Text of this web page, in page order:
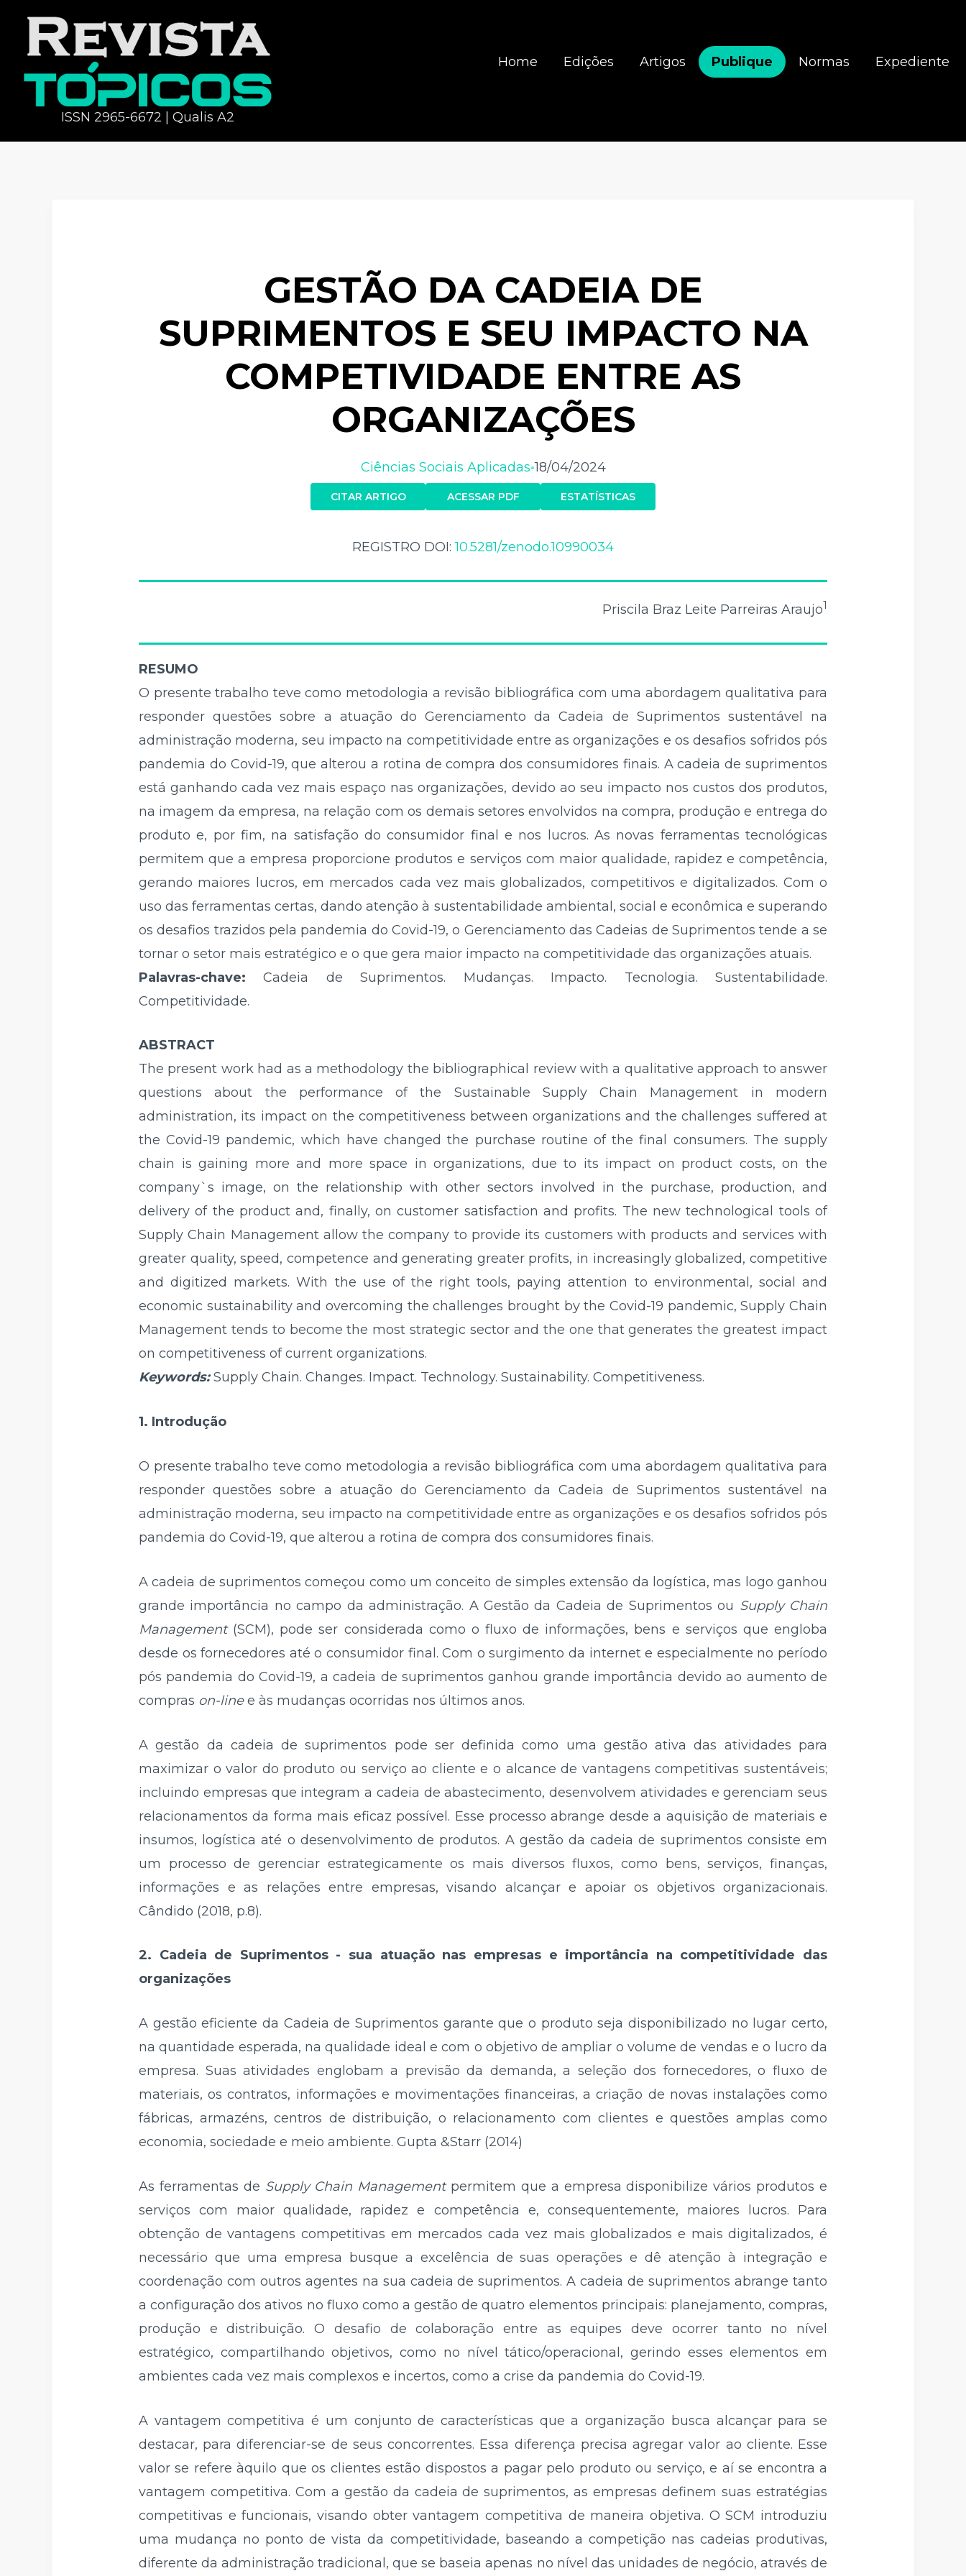
ISSN 2965-6672 | Qualis A2
Home Edições Artigos Publique Normas Expediente
GESTÃO DA CADEIA DE
SUPRIMENTOS E SEU IMPACTO NA
COMPETIVIDADE ENTRE AS
ORGANIZAÇÕES
Ciências Sociais Aplicadas•18/04/2024
CITAR ARTIGO ACESSAR PDF ESTATÍSTICAS
REGISTRO DOI:10.5281/zenodo.10990034
Priscila Braz Leite Parreiras Araujo1
RESUMO
O presente trabalho teve como metodologia a revisão bibliográfica com uma abordagem qualitativa para
responder questões sobre a atuação do Gerenciamento da Cadeia de Suprimentos sustentável na
administração moderna, seu impacto na competitividade entre as organizações e os desafios sofridos pós
pandemia do Covid-19, que alterou a rotina de compra dos consumidores finais. A cadeia de suprimentos
está ganhando cada vez mais espaço nas organizações, devido ao seu impacto nos custos dos produtos,
na imagem da empresa, na relação com os demais setores envolvidos na compra, produção e entrega do
produto e, por fim, na satisfação do consumidor final e nos lucros. As novas ferramentas tecnológicas
permitem que a empresa proporcione produtos e serviços com maior qualidade, rapidez e competência,
gerando maiores lucros, em mercados cada vez mais globalizados, competitivos e digitalizados. Com o
uso das ferramentas certas, dando atenção à sustentabilidade ambiental, social e econômica e superando
os desafios trazidos pela pandemia do Covid-19, o Gerenciamento das Cadeias de Suprimentos tende a se
tornar o setor mais estratégico e o que gera maior impacto na competitividade das organizações atuais.
Palavras-chave: Cadeia de Suprimentos. Mudanças. Impacto. Tecnologia. Sustentabilidade.
Competitividade.
ABSTRACT
The present work had as a methodology the bibliographical review with a qualitative approach to answer
questions about the performance of the Sustainable Supply Chain Management in modern
administration, its impact on the competitiveness between organizations and the challenges suffered at
the Covid-19 pandemic, which have changed the purchase routine of the final consumers. The supply
chain is gaining more and more space in organizations, due to its impact on product costs, on the
company`s image, on the relationship with other sectors involved in the purchase, production, and
delivery of the product and, finally, on customer satisfaction and profits. The new technological tools of
Supply Chain Management allow the company to provide its customers with products and services with
greater quality, speed, competence and generating greater profits, in increasingly globalized, competitive
and digitized markets. With the use of the right tools, paying attention to environmental, social and
economic sustainability and overcoming the challenges brought by the Covid-19 pandemic, Supply Chain
Management tends to become the most strategic sector and the one that generates the greatest impact
on competitiveness of current organizations.
Keywords: Supply Chain. Changes. Impact. Technology. Sustainability. Competitiveness.
1. Introdução
O presente trabalho teve como metodologia a revisão bibliográfica com uma abordagem qualitativa para
responder questões sobre a atuação do Gerenciamento da Cadeia de Suprimentos sustentável na
administração moderna, seu impacto na competitividade entre as organizações e os desafios sofridos pós
pandemia do Covid-19, que alterou a rotina de compra dos consumidores finais.
A cadeia de suprimentos começou como um conceito de simples extensão da logística, mas logo ganhou
grande importância no campo da administração. A Gestão da Cadeia de Suprimentos ou Supply Chain
Management(SCM), pode ser considerada como o fluxo de informações, bens e serviços que engloba
desde os fornecedores até o consumidor final. Com o surgimento da internet e especialmente no período
pós pandemia do Covid-19, a cadeia de suprimentos ganhou grande importância devido ao aumento de
compras on-linee às mudanças ocorridas nos últimos anos.
A gestão da cadeia de suprimentos pode ser definida como uma gestão ativa das atividades para
maximizar o valor do produto ou serviço ao cliente e o alcance de vantagens competitivas sustentáveis;
incluindo empresas que integram a cadeia de abastecimento, desenvolvem atividades e gerenciam seus
relacionamentos da forma mais eficaz possível. Esse processo abrange desde a aquisição de materiais e
insumos, logística até o desenvolvimento de produtos. A gestão da cadeia de suprimentos consiste em
um processo de gerenciar estrategicamente os mais diversos fluxos, como bens, serviços, finanças,
informações e as relações entre empresas, visando alcançar e apoiar os objetivos organizacionais.
Cândido (2018, p.8).
2. Cadeia de Suprimentos - sua atuação nas empresas e importância na competitividade das
organizações
A gestão eficiente da Cadeia de Suprimentos garante que o produto seja disponibilizado no lugar certo,
na quantidade esperada, na qualidade ideal e com o objetivo de ampliar o volume de vendas e o lucro da
empresa. Suas atividades englobam a previsão da demanda, a seleção dos fornecedores, o fluxo de
materiais, os contratos, informações e movimentações financeiras, a criação de novas instalações como
fábricas, armazéns, centros de distribuição, o relacionamento com clientes e questões amplas como
economia, sociedade e meio ambiente. Gupta &Starr (2014)
As ferramentas de Supply Chain Managementpermitem que a empresa disponibilize vários produtos e
serviços com maior qualidade, rapidez e competência e, consequentemente, maiores lucros. Para
obtenção de vantagens competitivas em mercados cada vez mais globalizados e mais digitalizados, é
necessário que uma empresa busque a excelência de suas operações e dê atenção à integração e
coordenação com outros agentes na sua cadeia de suprimentos. A cadeia de suprimentos abrange tanto
a configuração dos ativos no fluxo como a gestão de quatro elementos principais: planejamento, compras,
produção e distribuição. O desafio de colaboração entre as equipes deve ocorrer tanto no nível
estratégico, compartilhando objetivos, como no nível tático/operacional, gerindo esses elementos em
ambientes cada vez mais complexos e incertos, como a crise da pandemia do Covid-19.
A vantagem competitiva é um conjunto de características que a organização busca alcançar para se
destacar, para diferenciar-se de seus concorrentes. Essa diferença precisa agregar valor ao cliente. Esse
valor se refere àquilo que os clientes estão dispostos a pagar pelo produto ou serviço, e aí se encontra a
vantagem competitiva. Com a gestão da cadeia de suprimentos, as empresas definem suas estratégias
competitivas e funcionais, visando obter vantagem competitiva de maneira objetiva. O SCM introduziu
uma mudança no ponto de vista da competitividade, baseando a competição nas cadeias produtivas,
diferente da administração tradicional, que se baseia apenas no nível das unidades de negócio, através de